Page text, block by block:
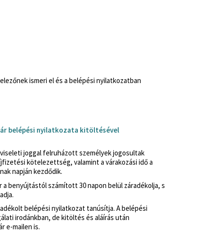
ismeri el és a belépési nyilatkozatban
belépési nyilatkozata kitöltésével
joggal felruházott személyek jogosultak
kötelezettség, valamint a várakozási idő a
napján kezdődik.
benyújtástól számított 30 napon belül záradékolja, s
belépési nyilatkozat tanúsítja. A belépési
irodánkban, de kitöltés és aláírás után
e-mailen is.